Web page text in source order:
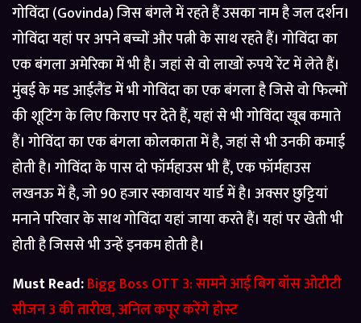
गोविंदा (Govinda) जिस बंगले में रहते हैं उसका नाम है जल दर्शन।
गोविंदा यहां पर अपने बच्चों और पत्नी के साथ रहते हैं। गोविंदा का
एक बंगला अमेरिका में भी है। जहां से वो लाखों रुपये रेंट में लेते हैं।
मुंबई के मड आईलैंड में भी गोविंदा का एक बंगला है जिसे वो फिल्मों
की शूटिंग के लिए किराए पर देते हैं, यहां से भी गोविंदा खूब कमाते
हैं। गोविंदा का एक बंगला कोलकाता में है, जहां से भी उनकी कमाई
होती है। गोविंदा के पास दो फॉर्महाउस भी हैं, एक फॉर्महाउस
लखनऊ में है, जो 90 हजार स्कावायर यार्ड में है। अक्सर छुट्टियां
मनाने परिवार के साथ गोविंदा यहां जाया करते हैं। यहां पर खेती भी
होती है जिससे भी उन्हें इनकम होती है।
Must Read:Bigg Boss OTT 3: सामने आई बिग बॉस ओटीटी
सीजन 3 की तारीख, अनिल कपूर करेंगे होस्ट